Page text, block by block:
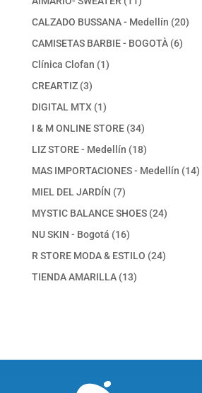
productos
CALZADO BUSSANA - Medellín 2020
CAMISETAS BARBIE - BOGOTÀ 66
Clínica Clofan 11
CREARTIZ 33
productos
DIGITAL MTX 11
producto
I & M ONLINE STORE 3434
productos
LIZ STORE - Medellín 1818
productos
MAS IMPORTACIONES - Medellín 1414
MIEL DEL JARDÍN 77
productos
MYSTIC BALANCE SHOES 2424
NU SKIN - Bogotá 1616
productos
R STORE MODA & ESTILO 2424
TIENDA AMARILLA 1313